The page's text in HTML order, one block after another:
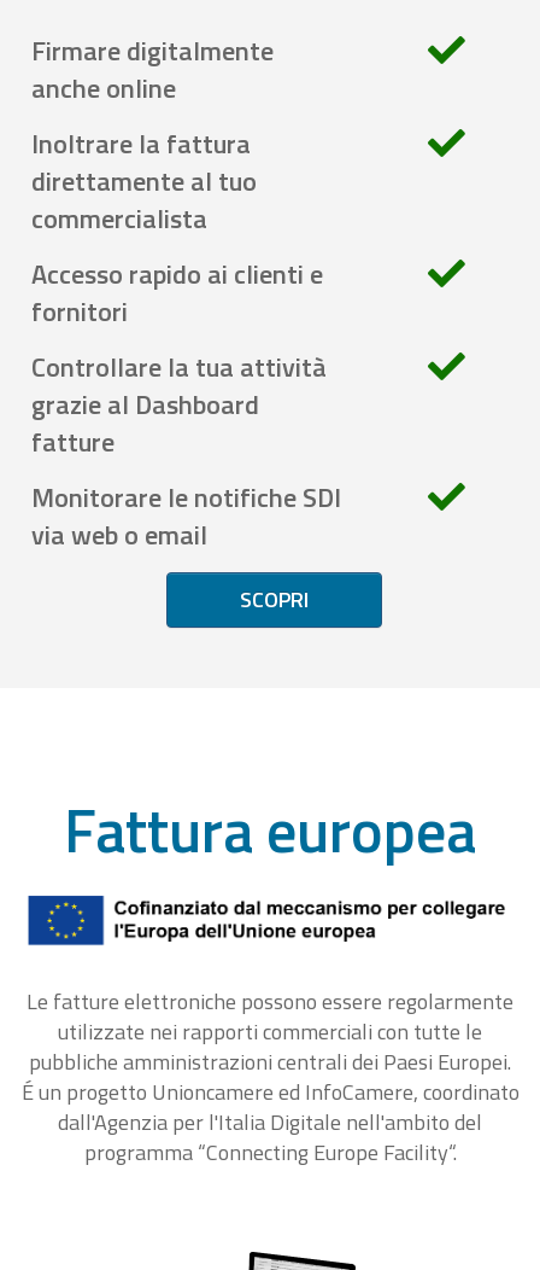
Firmare digitalmente
anche online
Inoltrare la fattura
direttamente al tuo
commercialista
Accesso rapido ai clienti e
fornitori
Controllare la tua attività
grazie al Dashboard
fatture
Monitorare le notifiche SDI
via web o email
SCOPRI
Fattura europea
Le fatture elettroniche possono essere regolarmente
utilizzate nei rapporti commerciali con tutte le
pubbliche amministrazioni centrali dei Paesi Europei.
É un progetto Unioncamere ed InfoCamere, coordinato
dall'Agenzia per l'Italia Digitale nell'ambito del
programma “Connecting Europe Facility“.